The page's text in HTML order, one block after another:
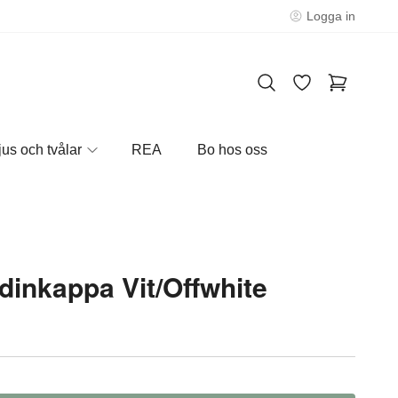
Logga in
och tvålar REA Bo hos oss
Vit/Offwhite